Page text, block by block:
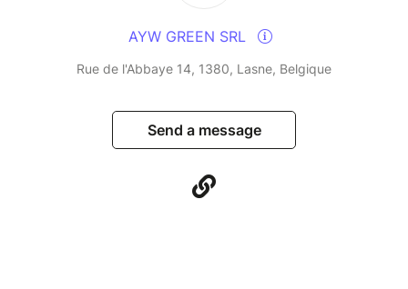
AYW GREEN SRL
Rue de l'Abbaye 14, 1380, Lasne, Belgique
Send a message